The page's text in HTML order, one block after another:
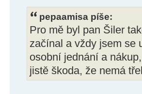
pepaamisa píše:
Pro mě byl pan Šiler
začínal a vždy jsem se
osobní jednání a
jistě škoda, že nemá